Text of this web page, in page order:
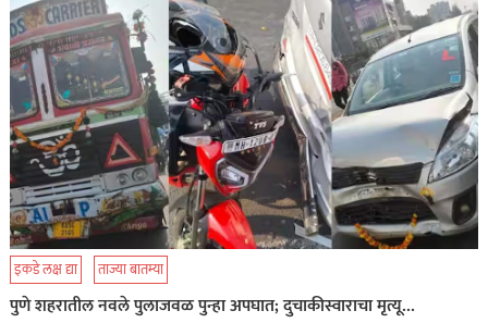
इकडे लक्ष द्या ताज्या बातम्या
पुणे शहरातील नवले पुलाजवळ पुन्हा अपघात; दुचाकीस्वाराचा मृत्यू…